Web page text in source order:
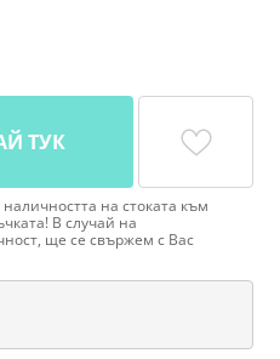
ТУК
на стоката към
В случай на
ще се свържем с Вас